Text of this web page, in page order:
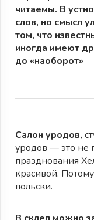
читаемы. В
слов, но смысл
том, что
иногда имеют
до «наоборот»
Салон уродов,
уродов — это не
празднования
красивой.
польски.